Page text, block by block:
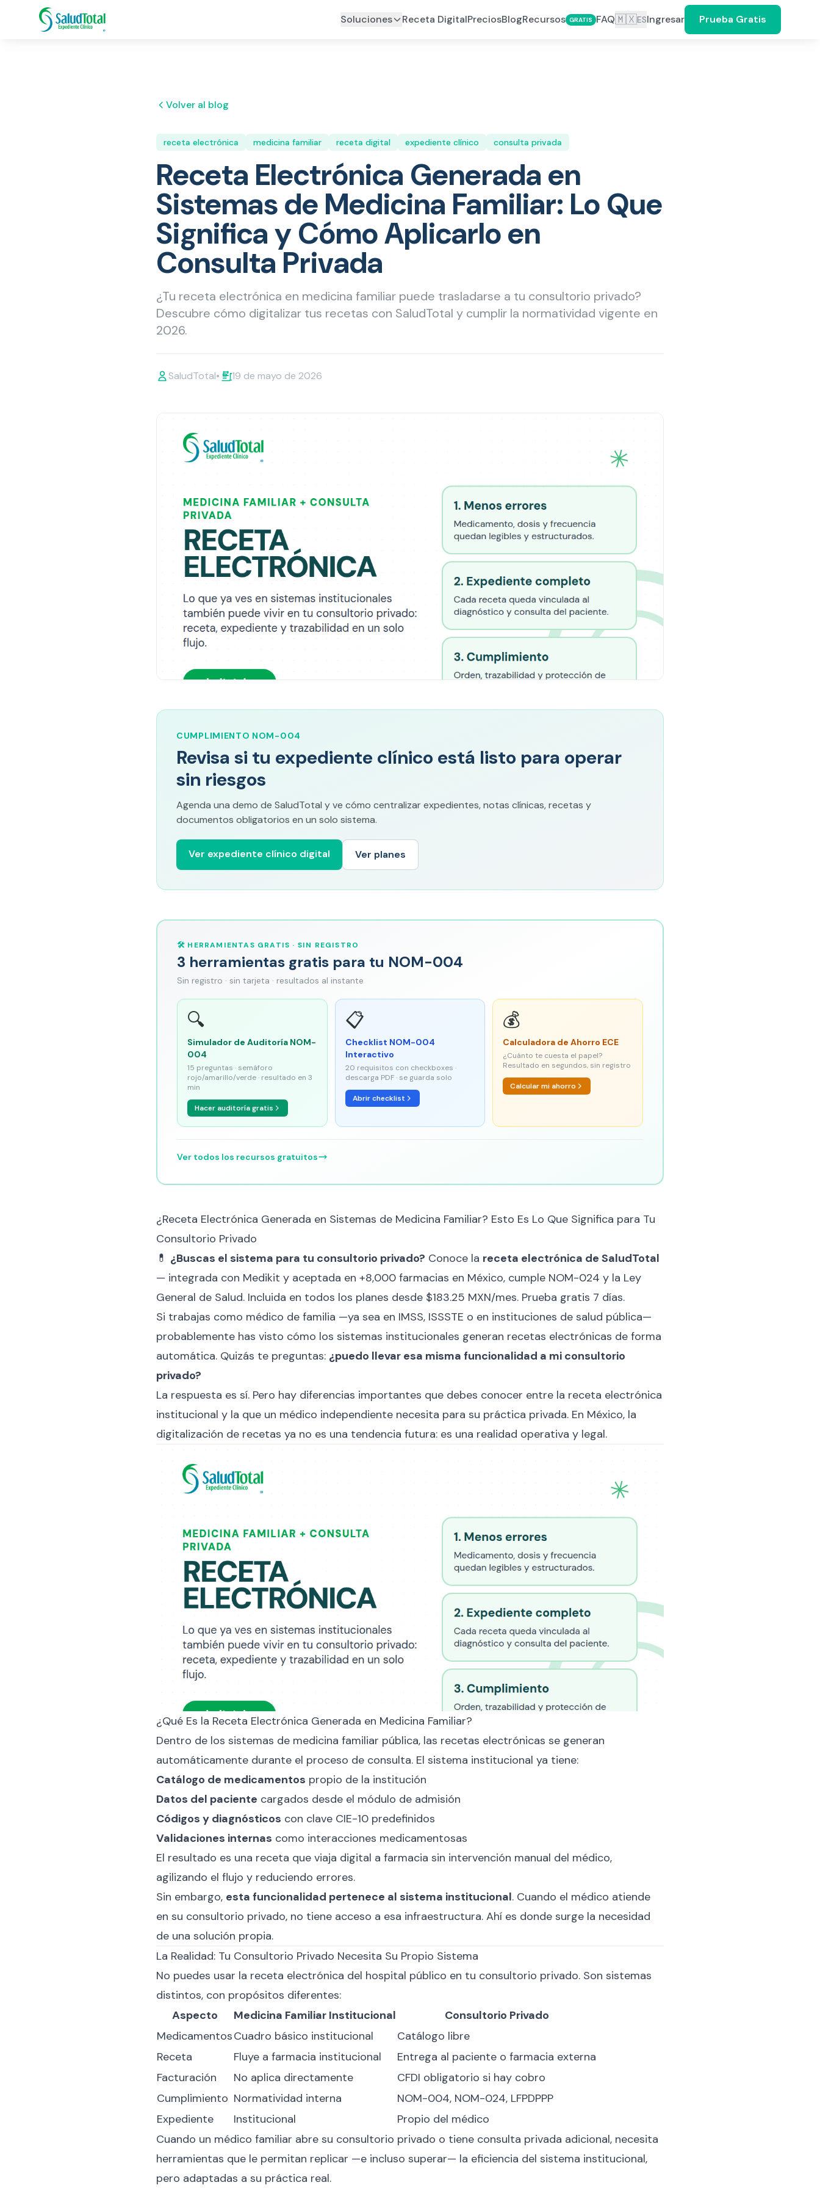
Soluciones Receta DigitalPreciosBlogRecursos GRATIS FAQ🇲🇽ESIngresar Prueba Gratis
Volver al blog
receta electrónica medicina familiar receta digital expediente clínico consulta privada
Receta Electrónica Generada en
Sistemas de Medicina Familiar: Lo Que
Significa y Cómo Aplicarlo en
Consulta Privada
¿Tu receta electrónica en medicina familiar puede trasladarse a tu consultorio privado?
Descubre cómo digitalizar tus recetas con SaludTotal y cumplir la normatividad vigente en
2026.
SaludTotal• 19 de mayo de 2026
CUMPLIMIENTO NOM-004
Revisa si tu expediente clínico está listo para operar
sin riesgos
Agenda una demo de SaludTotal y ve cómo centralizar expedientes, notas clínicas, recetas y
documentos obligatorios en un solo sistema.
Ver expediente clínico digital Ver planes
🛠️ HERRAMIENTAS GRATIS · SIN REGISTRO
3 herramientas gratis para tu NOM-004
Sin registro · sin tarjeta · resultados al instante
🔍
Simulador de Auditoría NOM-
004
15 preguntas · semáforo
rojo/amarillo/verde · resultado en 3
min
Hacer auditoría gratis
📋
Checklist NOM-004
Interactivo
20 requisitos con checkboxes ·
descarga PDF · se guarda solo
Abrir checklist
💰
Calculadora de Ahorro ECE
¿Cuánto te cuesta el papel?
Resultado en segundos, sin registro
Calcular mi ahorro
Ver todos los recursos gratuitos
¿Receta Electrónica Generada en Sistemas de Medicina Familiar? Esto Es Lo Que Significa para Tu
Consultorio Privado
💊 ¿Buscas el sistema para tu consultorio privado? Conoce la receta electrónica de SaludTotal
— integrada con Medikit y aceptada en +8,000 farmacias en México, cumple NOM-024 y la Ley
General de Salud. Incluida en todos los planes desde $183.25 MXN/mes. Prueba gratis 7 días.
Si trabajas como médico de familia —ya sea en IMSS, ISSSTE o en instituciones de salud pública—
probablemente has visto cómo los sistemas institucionales generan recetas electrónicas de forma
automática. Quizás te preguntas: ¿puedo llevar esa misma funcionalidad a mi consultorio
privado?
La respuesta es sí. Pero hay diferencias importantes que debes conocer entre la receta electrónica
institucional y la que un médico independiente necesita para su práctica privada. En México, la
digitalización de recetas ya no es una tendencia futura: es una realidad operativa y legal.
¿Qué Es la Receta Electrónica Generada en Medicina Familiar?
Dentro de los sistemas de medicina familiar pública, las recetas electrónicas se generan
automáticamente durante el proceso de consulta. El sistema institucional ya tiene:
Catálogo de medicamentos propio de la institución
Datos del paciente cargados desde el módulo de admisión
Códigos y diagnósticos con clave CIE-10 predefinidos
Validaciones internas como interacciones medicamentosas
El resultado es una receta que viaja digital a farmacia sin intervención manual del médico,
agilizando el flujo y reduciendo errores.
Sin embargo, esta funcionalidad pertenece al sistema institucional. Cuando el médico atiende
en su consultorio privado, no tiene acceso a esa infraestructura. Ahí es donde surge la necesidad
de una solución propia.
La Realidad: Tu Consultorio Privado Necesita Su Propio Sistema
No puedes usar la receta electrónica del hospital público en tu consultorio privado. Son sistemas
distintos, con propósitos diferentes:
Aspecto
Medicina Familiar Institucional
Consultorio Privado
MedicamentosCuadro básico institucional
Catálogo libre
Receta
Fluye a farmacia institucional
Entrega al paciente o farmacia externa
Facturación
No aplica directamente
CFDI obligatorio si hay cobro
Cumplimiento Normatividad interna
NOM-004, NOM-024, LFPDPPP
Expediente
Institucional
Propio del médico
Cuando un médico familiar abre su consultorio privado o tiene consulta privada adicional, necesita
herramientas que le permitan replicar —e incluso superar— la eficiencia del sistema institucional,
pero adaptadas a su práctica real.